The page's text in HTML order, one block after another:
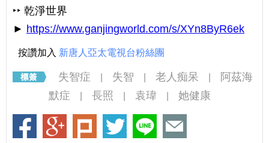
‣‣ 乾淨世界
► https://www.ganjingworld.com/s/XYn8ByR6ek
按讚加入 新唐人亞太電視台粉絲團
失智症 失智 老人痴呆
阿茲海
默症
長照 袁瑋 她健康